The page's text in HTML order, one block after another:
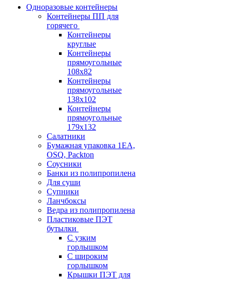
Одноразовые контейнеры
Контейнеры ПП для
горячего
Контейнеры
круглые
Контейнеры
прямоугольные
108х82
Контейнеры
прямоугольные
138х102
Контейнеры
прямоугольные
179х132
Салатники
Бумажная упаковка 1ЕА,
OSQ, Packton
Соусники
Банки из полипропилена
Для суши
Супники
Ланчбоксы
Ведра из полипропилена
Пластиковые ПЭТ
бутылки
С узким
горлышком
С широким
горлышком
Крышки ПЭТ для